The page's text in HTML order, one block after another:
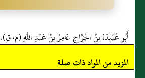
أَبُو عُبَيْدَةَ بنُ الجَرَّاحِ عَامِرُ بنُ عَبْدِ اللهِ (م، ق).
المزيد من المواد ذات صلة